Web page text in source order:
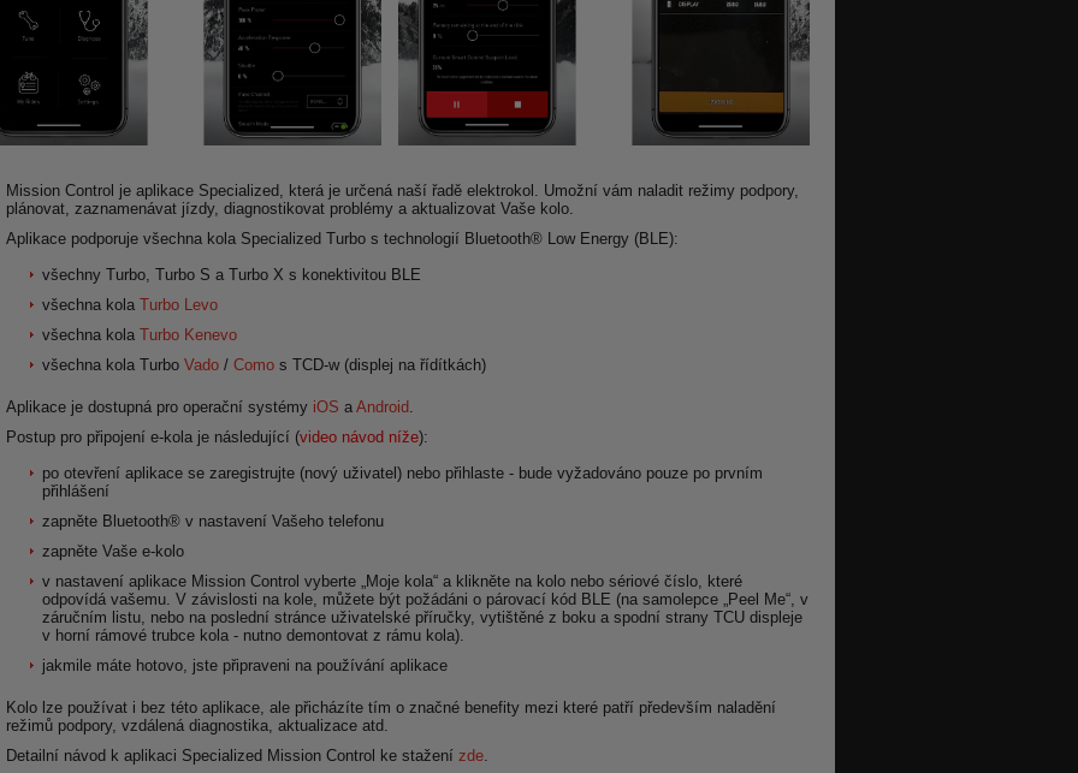
Mission Control je aplikace Specialized, která je určená naší řadě elektrokol. Umožní vám naladit režimy podpory,
plánovat, zaznamenávat jízdy, diagnostikovat problémy a aktualizovat Vaše kolo.
Aplikace podporuje všechna kola Specialized Turbo s technologií Bluetooth® Low Energy (BLE):
všechny Turbo, Turbo S a Turbo X s konektivitou BLE
všechna kola Turbo Levo
všechna kola Turbo Kenevo
všechna kola Turbo Vado/ Comos TCD-w (displej na řídítkách)
Aplikace je dostupná pro operační systémy iOS a Android.
Postup pro připojení e-kola je následující (video návod níže):
po otevření aplikace se zaregistrujte (nový uživatel) nebo přihlaste - bude vyžadováno pouze po prvním
přihlášení
zapněte Bluetooth® v nastavení Vašeho telefonu
zapněte Vaše e-kolo
v nastavení aplikace Mission Control vyberte „Moje kola“ a klikněte na kolo nebo sériové číslo, které
odpovídá vašemu. V závislosti na kole, můžete být požádáni o párovací kód BLE (na samolepce „Peel Me“, v
záručním listu, nebo na poslední stránce uživatelské příručky, vytištěné z boku a spodní strany TCU displeje
v horní rámové trubce kola - nutno demontovat z rámu kola).
jakmile máte hotovo, jste připraveni na používání aplikace
Kolo lze používat i bez této aplikace, ale přicházíte tím o značné benefity mezi které patří především naladění
režimů podpory, vzdálená diagnostika, aktualizace atd.
Detailní návod k aplikaci Specialized Mission Control ke stažení zde.